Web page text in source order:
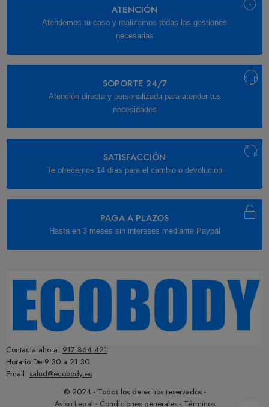
ATENCIÓN
Atendemos tu caso y realizamos todas las gestiones
necesarias
SOPORTE 24/7
Atención directa y personalizada para atender tus
necesidades
SATISFACCIÓN
Te ofrecemos 14 días para el cambio o devolución
PAGA A PLAZOS
Hasta en 3 meses sin intereses mediante Paypal
Contacta ahora: 917 864 421
Horario:De 9:30 a 21:30
Email: salud@ecobody.es
© 2024 - Todos los derechos reservados -
Aviso Legal - Condiciones generales- Términos